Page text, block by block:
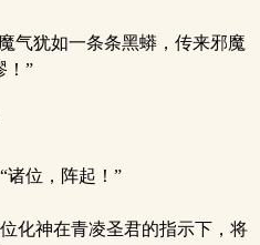
气犹如一条条黑蟒，传来邪魔
！”
位，阵起！”
化神在青凌圣君的指示下，将